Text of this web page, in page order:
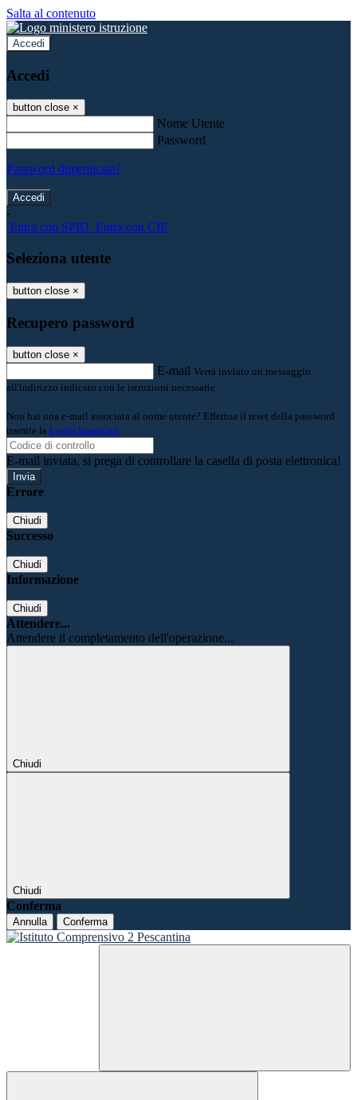
Salta al contenuto
Accedi
Accedi
button close ×
Nome Utente
Password
Password dimenticata?
-
Entra con SPID Entra con CIE
Seleziona utente
button close ×
Recupero password
button close ×
E-mail Verrà inviato un messaggio
all'indirizzo indicato con le istruzioni necessarie.
Non hai una e-mail associata al nome utente? Effettua il reset della password
tramite la Login Spaggiari
E-mail inviata, si prega di controllare la casella di posta elettronica!
Errore
Chiudi
Successo
Chiudi
Informazione
Chiudi
Attendere...
Attendere il completamento dell'operazione...
Chiudi
Chiudi
Conferma
Annulla Conferma